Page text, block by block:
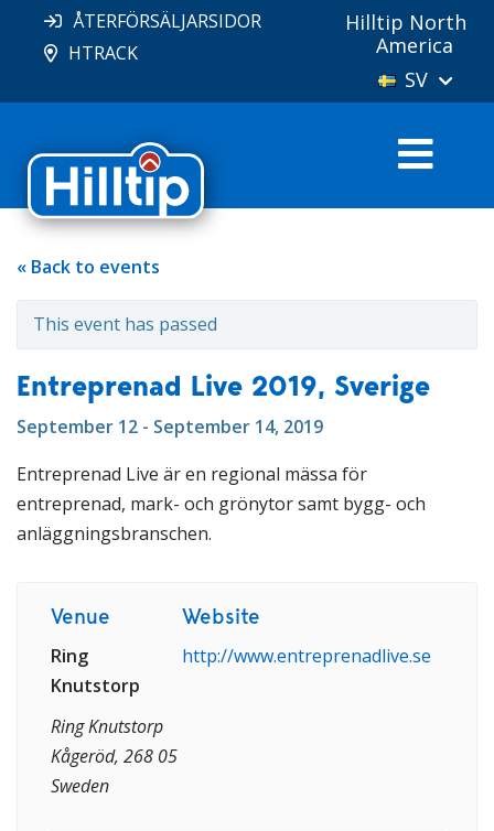
ÅTERFÖRSÄLJARSIDOR
HTRACK
Hilltip North
America
SV
« Back to events
This event has passed
Entreprenad Live 2019, Sverige
September 12 - September 14, 2019
Entreprenad Live är en regional mässa för
entreprenad, mark- och grönytor samt bygg- och
anläggningsbranschen.
Venue
Ring
Knutstorp
Ring Knutstorp
Kågeröd, 268 05
Sweden
Website
http://www.entreprenadlive.se